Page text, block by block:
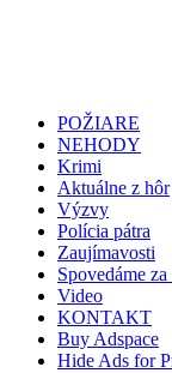
POŽIARE
NEHODY
Krimi
Aktuálne z hôr
Výzvy
Polícia pátra
Zaujímavosti
Spovedáme
Video
KONTAKT
Buy Adspace
Hide Ads for